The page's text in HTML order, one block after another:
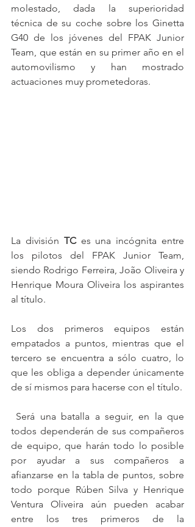
molestado, dada la superioridad
técnica de su coche sobre los Ginetta
G40 de los jóvenes del FPAK Junior
Team, que están en su primer año en el
automovilismo y han mostrado
actuaciones muy prometedoras.
La división TC es una incógnita entre
los pilotos del FPAK Junior Team,
siendo Rodrigo Ferreira, João Oliveira y
Henrique Moura Oliveira los aspirantes
al título.
Los dos primeros equipos están
empatados a puntos, mientras que el
tercero se encuentra a sólo cuatro, lo
que les obliga a depender únicamente
de sí mismos para hacerse con el título.
Será una batalla a seguir, en la que
todos dependerán de sus compañeros
de equipo, que harán todo lo posible
por ayudar a sus compañeros a
afianzarse en la tabla de puntos, sobre
todo porque Rúben Silva y Henrique
Ventura Oliveira aún pueden acabar
entre los tres primeros de la